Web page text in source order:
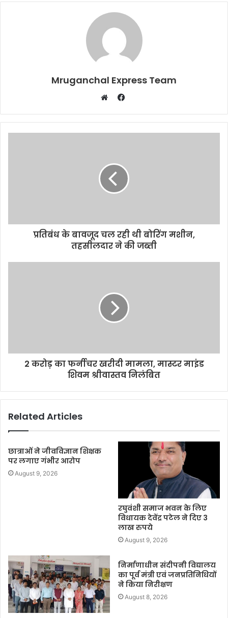
Mruganchal Express Team
Facebook
प्रतिबंध के बावजूद चल रही थी बोरिंग मशीन,
तहसीलदार ने की जब्ती
2 करोड़ का फर्नीचर खरीदी मामला, मास्टर माइंड
शिवम श्रीवास्तव निलंबित
Related Articles
छात्राओं ने जीवविज्ञान शिक्षक
पर लगाए गंभीर आरोप
August 9, 2026
रघुवंशी समाज भवन के लिए
विधायक देवेंद्र पटेल ने दिए 3
लाख रुपये
August 9, 2026
निर्माणाधीन संदीपनी विद्यालय
का पूर्व मंत्री एवं जनप्रतिनिधियों
ने किया निरीक्षण
August 8, 2026